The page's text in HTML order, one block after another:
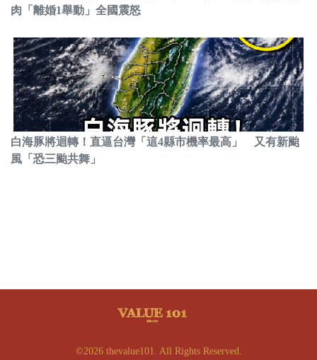
肉「離婚1舉動」全國震怒
白海豚將迴轉！直逼台灣「這4縣市機率最高」 又有新颱
風「恐三颱共舞」
©2026 thevalue101. All Rights Reserved.